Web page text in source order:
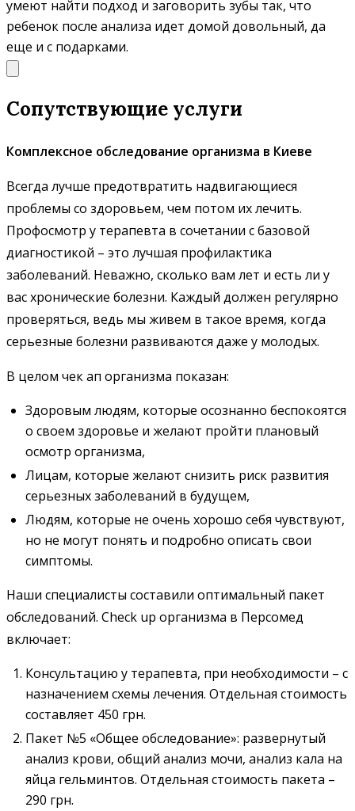
умеют найти подход и заговорить зубы так, что
ребенок после анализа идет домой довольный, да
еще и с подарками.
Сопутствующие услуги
Комплексное обследование организма в Киеве
Всегда лучше предотвратить надвигающиеся
проблемы со здоровьем, чем потом их лечить.
Профосмотр у терапевта в сочетании с базовой
диагностикой – это лучшая профилактика
заболеваний. Неважно, сколько вам лет и есть ли у
вас хронические болезни. Каждый должен регулярно
проверяться, ведь мы живем в такое время, когда
серьезные болезни развиваются даже у молодых.
В целом чек ап организма показан:
Здоровым людям, которые осознанно беспокоятся
о своем здоровье и желают пройти плановый
осмотр организма,
Лицам, которые желают снизить риск развития
серьезных заболеваний в будущем,
Людям, которые не очень хорошо себя чувствуют,
но не могут понять и подробно описать свои
симптомы.
Наши специалисты составили оптимальный пакет
обследований. Check up организма в Персомед
включает:
Консультацию у терапевта, при необходимости – с
назначением схемы лечения. Отдельная стоимость
составляет 450 грн.
Пакет №5 «Общее обследование»: развернутый
анализ крови, общий анализ мочи, анализ кала на
яйца гельминтов. Отдельная стоимость пакета –
290 грн.